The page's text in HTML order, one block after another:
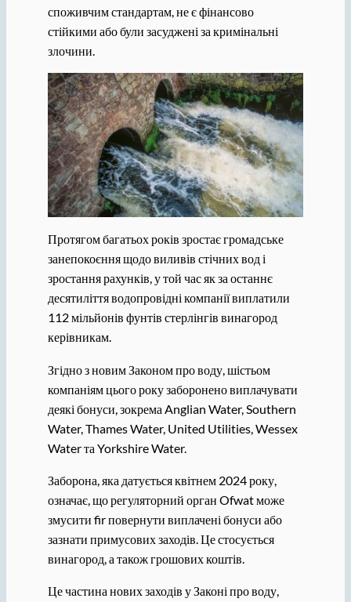
споживчим стандартам, не є фінансово
стійкими або були засуджені за кримінальні
злочини.
Протягом багатьох років зростає громадське
занепокоєння щодо виливів стічних вод і
зростання рахунків, у той час як за останнє
десятиліття водопровідні компанії виплатили
112 мільйонів фунтів стерлінгів винагород
керівникам.
Згідно з новим Законом про воду, шістьом
компаніям цього року заборонено виплачувати
деякі бонуси, зокрема Anglian Water, Southern
Water, Thames Water, United Utilities, Wessex
Water та Yorkshire Water.
Заборона, яка датується квітнем 2024 року,
означає, що регуляторний орган Ofwat може
змусити fir повернути виплачені бонуси або
зазнати примусових заходів. Це стосується
винагород, а також грошових коштів.
Це частина нових заходів у Законі про воду,